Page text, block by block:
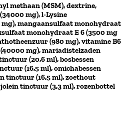
methaan (MSM), dextrine,
mg), l-Lysine
mangaansulfaat monohydraat
monohydraat E 6 (3500 mg
(980 mg), vitamine B6
mg), mariadistelzaden
(20,6 ml), bosbessen
(16,5 ml), omichabessen
tinctuur (16,5 ml), zoethout
tinctuur (3,3 ml), rozenbottel